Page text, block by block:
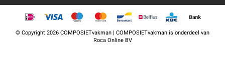
©Copyright2026 COMPOSIETvakman | COMPOSIETvakman is onderdeel van
Roca Online BV